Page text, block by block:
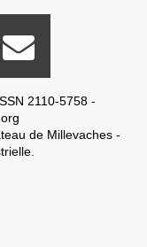
2110-5758 -
de Millevaches -